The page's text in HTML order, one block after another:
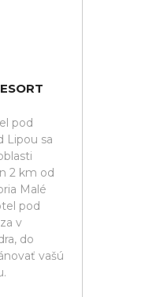
pod
Lipou sa
2 km od
Malé
pod
v
do
vašú